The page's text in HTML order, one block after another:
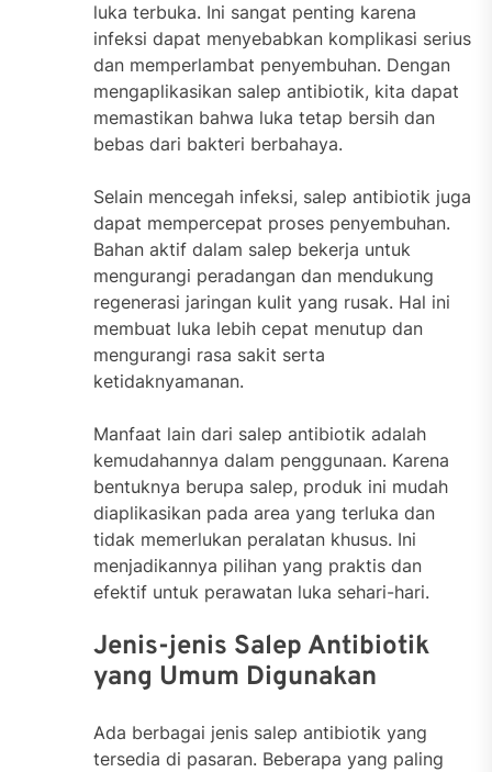
luka terbuka. Ini sangat penting karena
infeksi dapat menyebabkan komplikasi serius
dan memperlambat penyembuhan. Dengan
mengaplikasikan salep antibiotik, kita dapat
memastikan bahwa luka tetap bersih dan
bebas dari bakteri berbahaya.
Selain mencegah infeksi, salep antibiotik juga
dapat mempercepat proses penyembuhan.
Bahan aktif dalam salep bekerja untuk
mengurangi peradangan dan mendukung
regenerasi jaringan kulit yang rusak. Hal ini
membuat luka lebih cepat menutup dan
mengurangi rasa sakit serta
ketidaknyamanan.
Manfaat lain dari salep antibiotik adalah
kemudahannya dalam penggunaan. Karena
bentuknya berupa salep, produk ini mudah
diaplikasikan pada area yang terluka dan
tidak memerlukan peralatan khusus. Ini
menjadikannya pilihan yang praktis dan
efektif untuk perawatan luka sehari-hari.
Jenis-jenis Salep Antibiotik
yang Umum Digunakan
Ada berbagai jenis salep antibiotik yang
tersedia di pasaran. Beberapa yang paling